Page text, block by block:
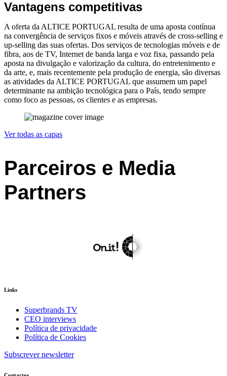
Vantagens competitivas
A oferta da ALTICE PORTUGAL resulta de uma aposta contínua
na convergência de serviços fixos e móveis através de cross-selling e
up-selling das suas ofertas. Dos serviços de tecnologias móveis e de
fibra, aos de TV, Internet de banda larga e voz fixa, passando pela
aposta na divulgação e valorização da cultura, do entretenimento e
da arte, e, mais recentemente pela produção de energia, são diversas
as atividades da ALTICE PORTUGAL que assumem um papel
determinante na ambição tecnológica para o País, tendo sempre
como foco as pessoas, os clientes e as empresas.
Ver todas as capas
Parceiros e Media
Partners
Links
Superbrands TV
CEO interviews
Política de privacidade
Política de Cookies
Subscrever newsletter